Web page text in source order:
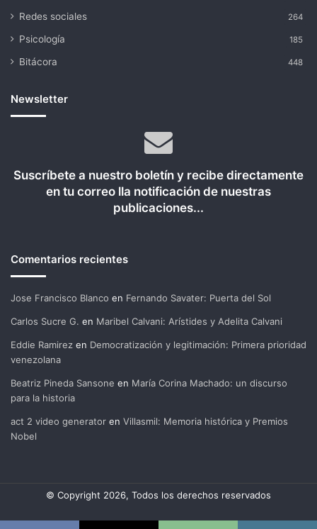
Redes sociales 264
Psicología 185
Bitácora 448
Newsletter
Suscríbete a nuestro boletín y recibe directamente
en tu correo lla notificación de nuestras
publicaciones...
Comentarios recientes
Jose Francisco Blanco en Fernando Savater: Puerta del Sol
Carlos Sucre G. en Maribel Calvani: Arístides y Adelita Calvani
Eddie Ramirez en Democratización y legitimación: Primera prioridad
venezolana
Beatriz Pineda Sansone en María Corina Machado: un discurso
para la historia
act 2 video generator en Villasmil: Memoria histórica y Premios
Nobel
© Copyright 2026, Todos los derechos reservados